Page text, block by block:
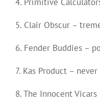
5. Clair Obscur –
6. Fender Buddies –
7. Kas Product –
8. The Innocent